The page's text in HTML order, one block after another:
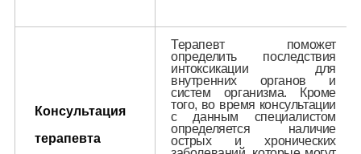
Консультация
терапевта
Терапевт поможет
определить последствия
интоксикации для
внутренних органов и
систем организма. Кроме
того, во время консультации
с данным специалистом
определяется наличие
острых и хронических